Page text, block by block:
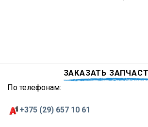
ЗАКАЗАТЬ
По телефонам:
+375 (29) 657 10 61